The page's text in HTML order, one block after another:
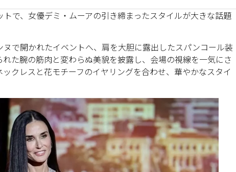
で、女優デミ・ムーアの引き締まったスタイルが大きな話題
で開かれたイベントへ、肩を大胆に露出したスパンコール装
た腕の筋肉と変わらぬ美貌を披露し、会場の視線を一気にさ
クレスと花モチーフのイヤリングを合わせ、華やかなスタイ